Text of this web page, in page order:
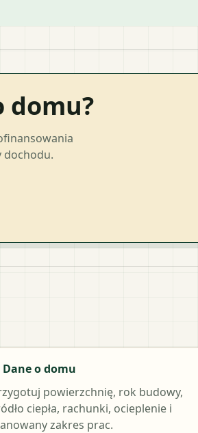
domu?
dochodu.
Dane o domu
powierzchnię, rok budowy,
ciepła, rachunki, ocieplenie i
zakres prac.